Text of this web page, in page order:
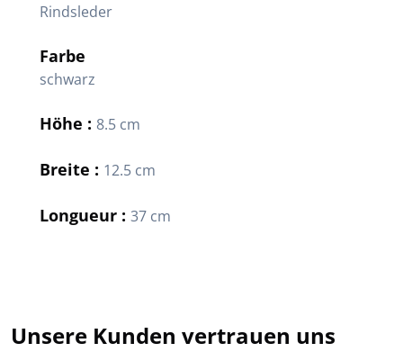
Rindsleder
Farbe
schwarz
Höhe : 8.5 cm
Breite : 12.5 cm
Longueur : 37 cm
Unsere Kunden vertrauen uns